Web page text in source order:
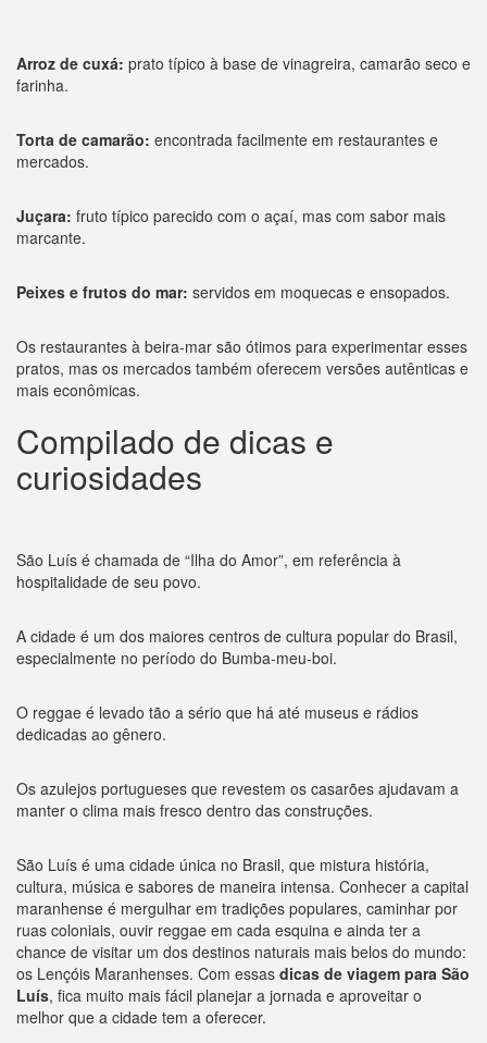
Arroz de cuxá: prato típico à base de vinagreira, camarão seco e
farinha.
Torta de camarão: encontrada facilmente em restaurantes e
mercados.
Juçara: fruto típico parecido com o açaí, mas com sabor mais
marcante.
Peixes e frutos do mar: servidos em moquecas e ensopados.
Os restaurantes à beira-mar são ótimos para experimentar esses
pratos, mas os mercados também oferecem versões autênticas e
mais econômicas.
Compilado de dicas e
curiosidades
São Luís é chamada de “Ilha do Amor”, em referência à
hospitalidade de seu povo.
A cidade é um dos maiores centros de cultura popular do Brasil,
especialmente no período do Bumba-meu-boi.
O reggae é levado tão a sério que há até museus e rádios
dedicadas ao gênero.
Os azulejos portugueses que revestem os casarões ajudavam a
manter o clima mais fresco dentro das construções.
São Luís é uma cidade única no Brasil, que mistura história,
cultura, música e sabores de maneira intensa. Conhecer a capital
maranhense é mergulhar em tradições populares, caminhar por
ruas coloniais, ouvir reggae em cada esquina e ainda ter a
chance de visitar um dos destinos naturais mais belos do mundo:
os Lençóis Maranhenses. Com essas dicas de viagem para São
Luís, fica muito mais fácil planejar a jornada e aproveitar o
melhor que a cidade tem a oferecer.